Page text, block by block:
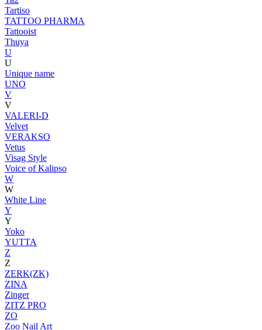
Tartiso
TATTOO PHARMA
Tattooist
Thuya
U
U
Unique name
UNO
V
V
VALERI-D
Velvet
VERAKSO
Vetus
Visag Style
Voice of Kalipso
W
W
White Line
Y
Y
Yoko
YUTTA
Z
Z
ZERK(ZK)
ZINA
Zinger
ZITZ PRO
ZO
Zoo Nail Art